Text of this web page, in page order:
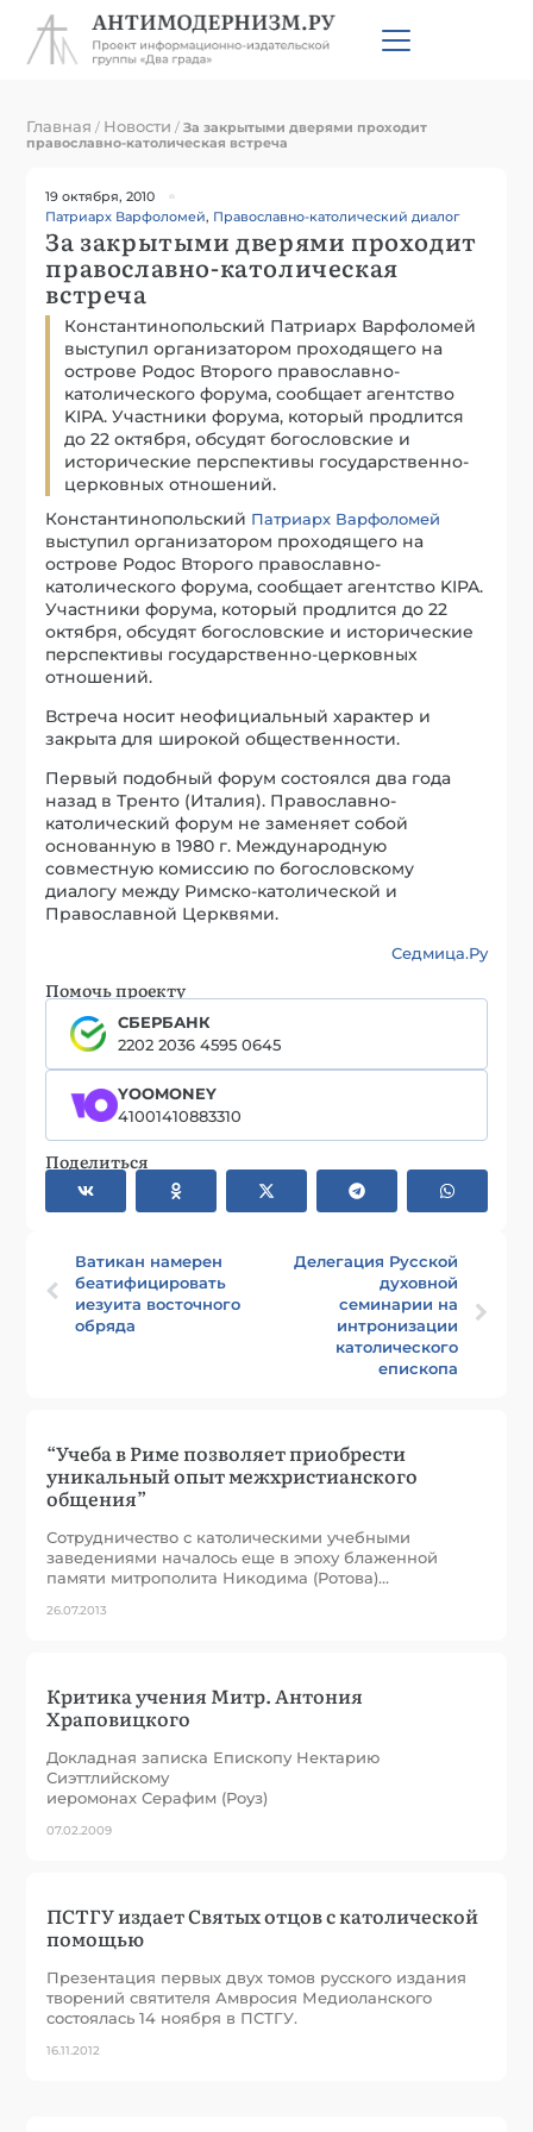
Главная / Новости /За закрытыми дверями проходит
православно-католическая встреча
19 октября, 2010
Патриарх Варфоломей, Православно-католический диалог
За закрытыми дверями проходит
православно-католическая
встреча
Константинопольский Патриарх Варфоломей
выступил организатором проходящего на
острове Родос Второго православно-
католического форума, сообщает агентство
KIPA. Участники форума, который продлится
до 22 октября, обсудят богословские и
исторические перспективы государственно-
церковных отношений.
Константинопольский Патриарх Варфоломей
выступил организатором проходящего на
острове Родос Второго православно-
католического форума, сообщает агентство KIPA.
Участники форума, который продлится до 22
октября, обсудят богословские и исторические
перспективы государственно-церковных
отношений.
Встреча носит неофициальный характер и
закрыта для широкой общественности.
Первый подобный форум состоялся два года
назад в Тренто (Италия). Православно-
католический форум не заменяет собой
основанную в 1980 г. Международную
совместную комиссию по богословскому
диалогу между Римско-католической и
Православной Церквями.
Седмица.Ру
Помочь проекту
СБЕРБАНК
2202 2036 4595 0645
YOOMONEY
41001410883310
Поделиться
Ватикан намерен
беатифицировать
иезуита восточного
обряда
Делегация Русской
духовной
семинарии на
интронизации
католического
епископа
“Учеба в Риме позволяет приобрести
уникальный опыт межхристианского
общения”
Сотрудничество с католическими учебными
заведениями началось еще в эпоху блаженной
памяти митрополита Никодима (Ротова)…
26.07.2013
Критика учения Митр. Антония
Храповицкого
Докладная записка Епископу Нектарию
Сиэттлийскому
иеромонах Серафим (Роуз)
07.02.2009
ПСТГУ издает Святых отцов с католической
помощью
Презентация первых двух томов русского издания
творений святителя Амвросия Медиоланского
состоялась 14 ноября в ПСТГУ.
16.11.2012